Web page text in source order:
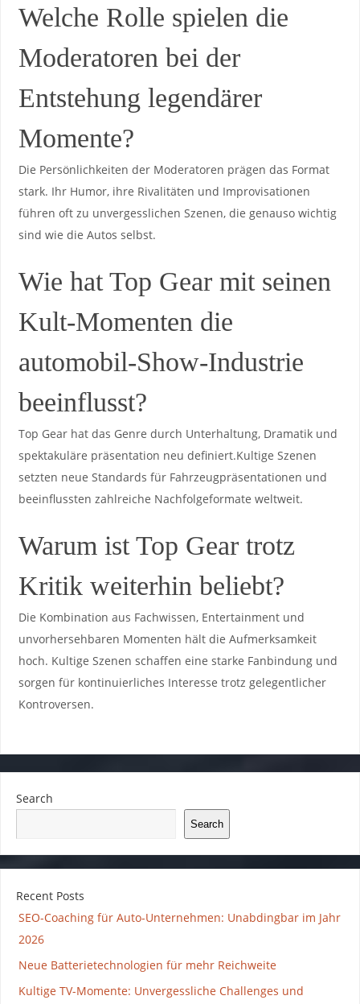
Welche Rolle spielen die
Moderatoren bei⁣ der
Entstehung legendärer
Momente?
Die ⁣Persönlichkeiten der‍ Moderatoren prägen das Format
stark. Ihr Humor, ihre Rivalitäten⁤ und ​Improvisationen
führen ⁢oft‍ zu unvergesslichen​ Szenen, die genauso wichtig
sind wie die Autos selbst.
Wie‌ hat Top Gear mit‌ seinen​
Kult-Momenten die
automobil-Show-Industrie
beeinflusst?
Top Gear ​hat das Genre ​durch⁣ Unterhaltung, Dramatik und
spektakuläre präsentation‌ neu‌ definiert.Kultige‍ Szenen
setzten⁣ neue Standards ⁣für Fahrzeugpräsentationen‍ und
beeinflussten zahlreiche ‍Nachfolgeformate ⁤weltweit.
Warum ist ‍Top Gear ‌trotz
Kritik​ weiterhin‌ beliebt?
Die Kombination ⁣aus Fachwissen, Entertainment ‍und
unvorhersehbaren Momenten ​hält die Aufmerksamkeit
hoch.‌ Kultige Szenen schaffen eine starke Fanbindung und
sorgen für ​kontinuierliches ⁣Interesse trotz ​gelegentlicher
Kontroversen.
Search
Search
Recent Posts
SEO-Coaching für Auto-Unternehmen: Unabdingbar im Jahr
2026
Neue Batterietechnologien für mehr Reichweite
Kultige TV-Momente: Unvergessliche Challenges und